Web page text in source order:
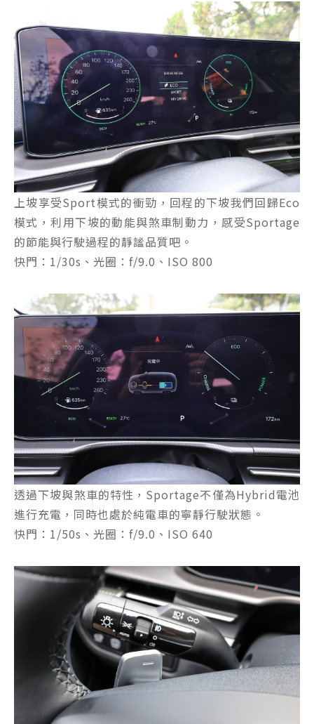
上坡享受Sport模式的衝勁，回程的下坡我們回歸Eco
模式，利用下坡的動能與煞車制動力，感受Sportage
的節能與行駛過程的靜謐品質吧。
快門：1/30s、光圈：f/9.0、ISO 800
透過下坡與煞車的特性，Sportage不僅為Hybrid電池
進行充電，同時也處於純電車的寧靜行駛狀態。
快門：1/50s、光圈：f/9.0、ISO 640